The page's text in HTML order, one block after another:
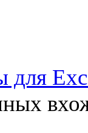
для